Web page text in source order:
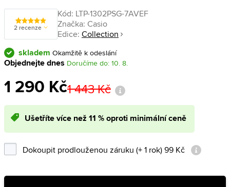
2 recenze
Kód: LTP-1302PSG-7AVEF
Značka: Casio
Edice: Collection
skladem Okamžitě k odeslání
Objednejte dnes Doručíme do: 10. 8.
1 290 Kč1 443 Kč
Ušetříte více než 11 % oproti minimální ceně
Dokoupit prodlouženou záruku (+ 1 rok) 99 Kč